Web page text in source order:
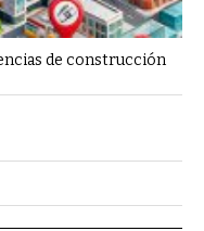
de construcción